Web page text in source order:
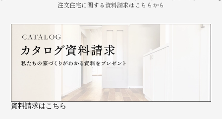
注文住宅に関する資料請求はこちらから
資料請求はこちら